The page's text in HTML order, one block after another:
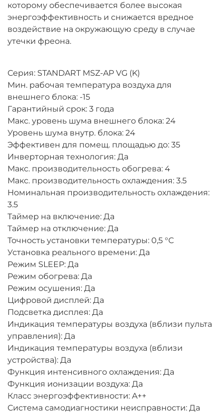
которому обеспечивается более высокая
энергоэффективность и снижается вредное
воздействие на окружающую среду в случае
утечки фреона.
Серия: STANDART MSZ-AP VG (K)
Мин. рабочая температура воздуха для
внешнего блока: -15
Гарантийный срок: 3 года
Макс. уровень шума внешнего блока: 24
Уровень шума внутр. блока: 24
Эффективен для помещ. площадью до: 35
Инверторная технология: Да
Макс. производительность обогрева: 4
Макс. производительность охлаждения: 3.5
Номинальная производительность охлаждения:
3.5
Таймер на включение: Да
Таймер на отключение: Да
Точность установки температуры: 0,5 °С
Установка реального времени: Да
Режим SLEEP: Да
Режим обогрева: Да
Режим осушения: Да
Цифровой дисплей: Да
Подсветка дисплея: Да
Индикация температуры воздуха (вблизи пульта
управления): Да
Индикация температуры воздуха (вблизи
устройства): Да
Функция интенсивного охлаждения: Да
Функция ионизации воздуха: Да
Класс энергоэффективности: A++
Система самодиагностики неисправности: Да